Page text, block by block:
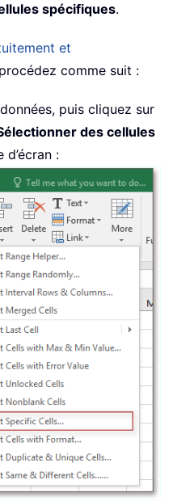
spécifiques.
et
comme suit :
puis cliquez sur
des cellules
d’écran :